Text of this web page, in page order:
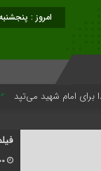
برابر با : Thursday - 6 August - 2026
شهید می‌تپد
۰:۰۰